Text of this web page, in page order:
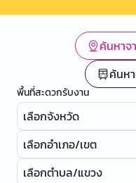
ค้นหาจ
ค้นห
พื้นที่สะดวกรับงาน
เลือกจังหวัด
เลือกอำเภอ/เขต
เลือกตำบล/แขวง